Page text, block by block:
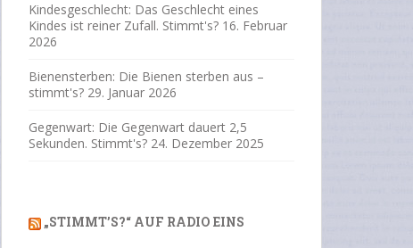
Kindesgeschlecht: Das Geschlecht eines
Kindes ist reiner Zufall. Stimmt's? 16. Februar
2026
Bienensterben: Die Bienen sterben aus –
stimmt's? 29. Januar 2026
Gegenwart: Die Gegenwart dauert 2,5
Sekunden. Stimmt's? 24. Dezember 2025
„STIMMT’S?“ AUF RADIO EINS